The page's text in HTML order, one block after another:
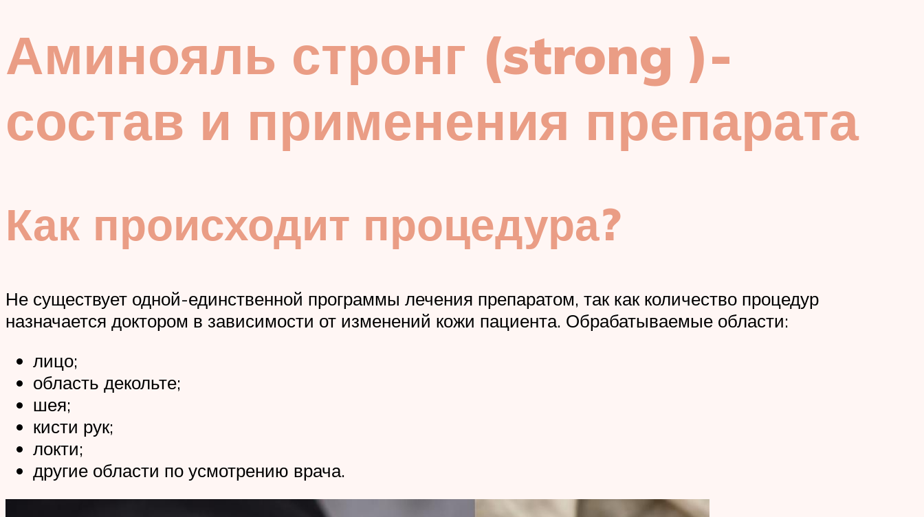
Аминояль стронг (strong )-
состав и применения препарата
Как происходит процедура?
Не существует одной-единственной программы лечения препаратом, так как количество процедур
назначается доктором в зависимости от изменений кожи пациента. Обрабатываемые области:
лицо;
область декольте;
шея;
кисти рук;
локти;
другие области по усмотрению врача.